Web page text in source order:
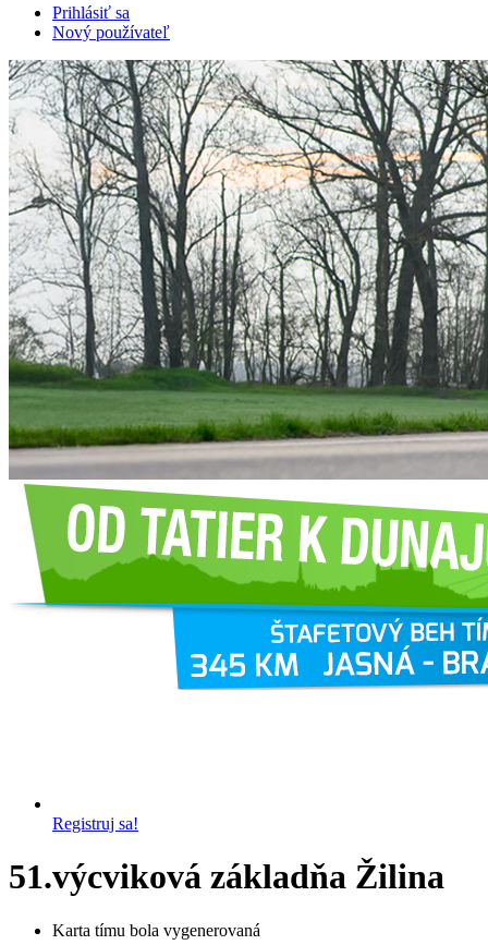
Prihlásiť sa
Nový používateľ
Registruj sa!
51.výcviková základňa Žilina
Karta tímu bola vygenerovaná